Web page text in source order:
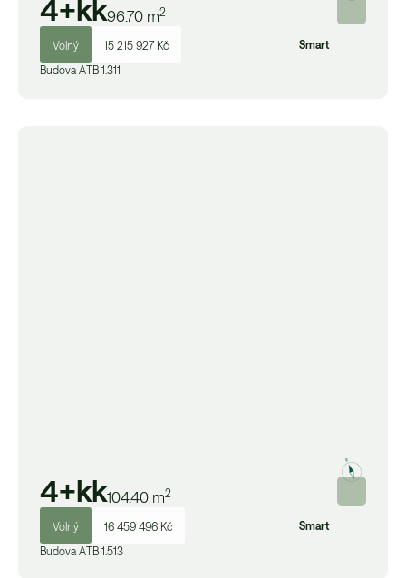
4+kk96.70 m2
Volný 15 215 927 Kč
Smart
Budova ATB 1.311
4+kk104.40 m2
Volný 16 459 496 Kč
Smart
Budova ATB 1.513